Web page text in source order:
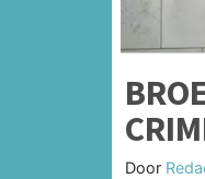
Door